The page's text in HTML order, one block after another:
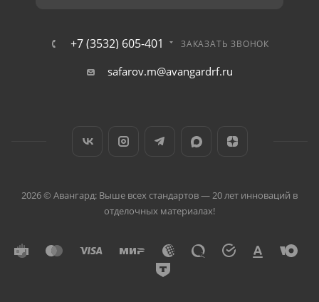
+7 (3532) 605-401 ЗАКАЗАТЬ ЗВОНОК
safarov.m@avangardrf.ru
2026 © Авангард: Выше всех стандартов — 20 лет инноваций в
отделочных материалах!